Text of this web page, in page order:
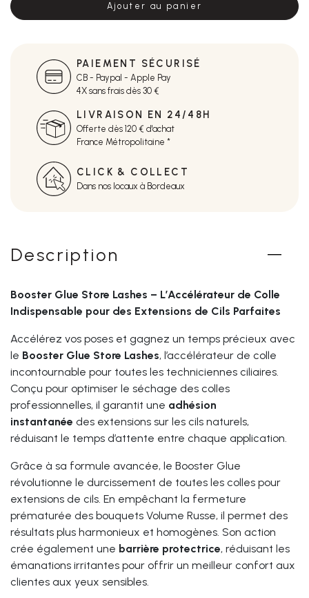
Ajouter au panier
PAIEMENT SÉCURISÉ
CB - Paypal - Apple Pay
4X sans frais dès 30 €
LIVRAISON EN 24/48H
Offerte dès 120 € d'achat
France Métropolitaine *
CLICK & COLLECT
Dans nos locaux à Bordeaux
Description
Booster Glue Store Lashes – L’Accélérateur de Colle
Indispensable pour des Extensions de Cils Parfaites
Accélérez vos poses et gagnez un temps précieux avec
le Booster Glue Store Lashes, l’accélérateur de colle
incontournable pour toutes les techniciennes ciliaires.
Conçu pour optimiser le séchage des colles
professionnelles, il garantit une adhésion
instantanée des extensions sur les cils naturels,
réduisant le temps d’attente entre chaque application.
Grâce à sa formule avancée, le Booster Glue
révolutionne le durcissement de toutes les colles pour
extensions de cils. En empêchant la fermeture
prématurée des bouquets Volume Russe, il permet des
résultats plus harmonieux et homogènes. Son action
crée également une barrière protectrice, réduisant les
émanations irritantes pour offrir un meilleur confort aux
clientes aux yeux sensibles.